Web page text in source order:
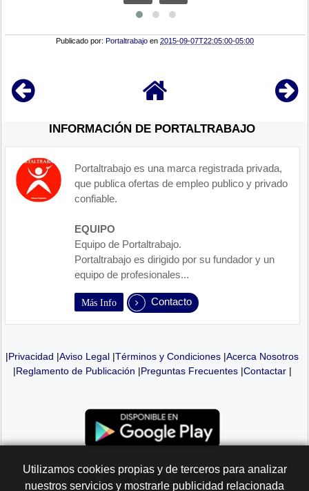
Publicado por:Portaltrabajo en2015-09-07T22:05:00-05:00
INFORMACIÓN DE PORTALTRABAJO
Portaltrabajo es una marca registrada privada,
que publica ofertas de empleo publico y privado
confiable.
EQUIPO
Equipo de Portaltrabajo.
Portaltrabajo es dirigido por su fundador y un
equipo de profesionales...
Más Info Contacto
|Privacidad |Aviso Legal |Términos y Condiciones |Acerca Nosotros
|Reglamento de Publicación |Preguntas Frecuentes|Contactar|
Utilizamos cookies propias y de terceros para analizar
nuestros servicios y mostrarle publicidad relacionada